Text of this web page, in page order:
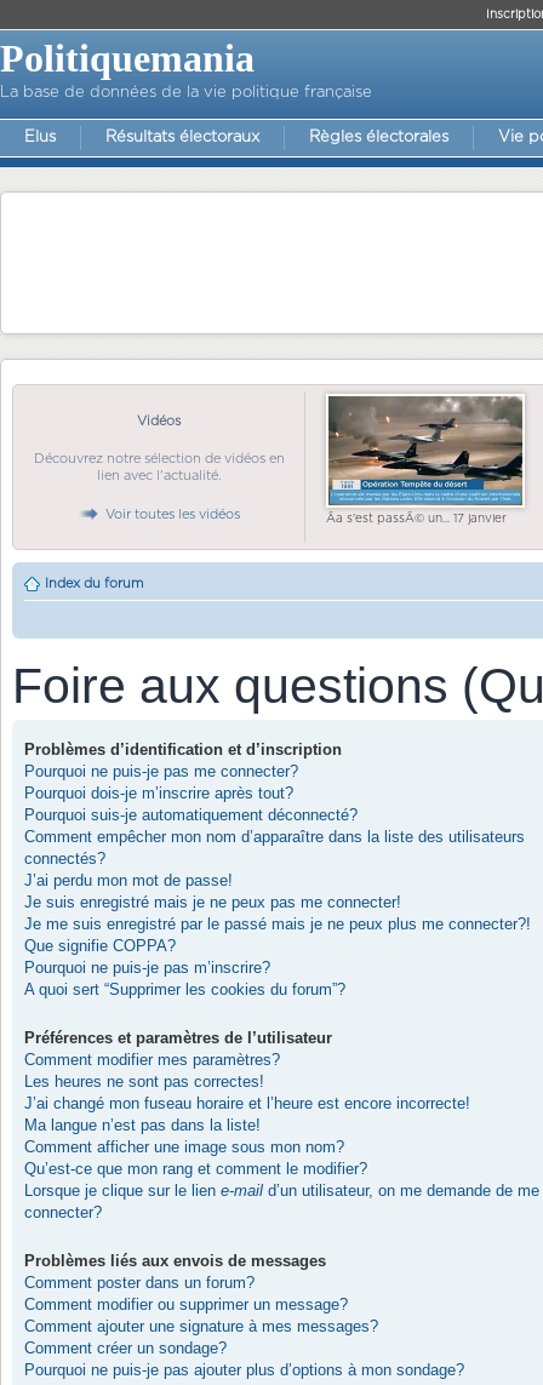
Politiquemania
La base de données de la vie politique française
Elus Résultats électoraux Règles électorales Vie
Vidéos
Découvrez notre sélection de vidéos en
lien avec l'actualité.
Voir toutes les vidéos Ãa s'est passÃ© un... 17 janvier
Index du forum
Foire aux questions
Problèmes d’identification et d’inscription
Pourquoi ne puis-je pas me connecter?
Pourquoi dois-je m’inscrire après tout?
Pourquoi suis-je automatiquement déconnecté?
Comment empêcher mon nom d’apparaître dans la liste des utilisateurs
connectés?
J’ai perdu mon mot de passe!
Je suis enregistré mais je ne peux pas me connecter!
Je me suis enregistré par le passé mais je ne peux plus me connecter?!
Que signifie COPPA?
Pourquoi ne puis-je pas m’inscrire?
A quoi sert “Supprimer les cookies du forum”?
Préférences et paramètres de l’utilisateur
Comment modifier mes paramètres?
Les heures ne sont pas correctes!
J’ai changé mon fuseau horaire et l’heure est encore incorrecte!
Ma langue n’est pas dans la liste!
Comment afficher une image sous mon nom?
Qu’est-ce que mon rang et comment le modifier?
Lorsque je clique sur le lien e-mail d’un utilisateur, on me demande de me
connecter?
Problèmes liés aux envois de messages
Comment poster dans un forum?
Comment modifier ou supprimer un message?
Comment ajouter une signature à mes messages?
Comment créer un sondage?
Pourquoi ne puis-je pas ajouter plus d’options à mon sondage?